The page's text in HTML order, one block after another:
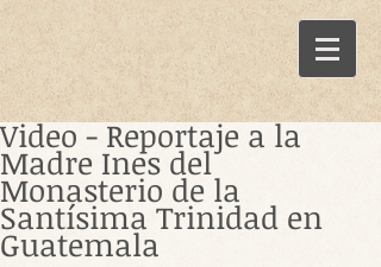
Video - Reportaje a la
Madre Ines del
Monasterio de la
Santísima Trinidad en
Guatemala